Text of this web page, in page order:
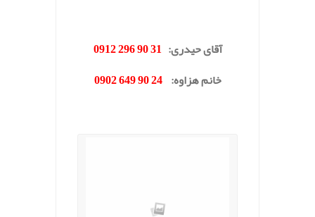
آقای حیدری:
31 90 296 0912
خانم هزاوه:
24 90 649 0902